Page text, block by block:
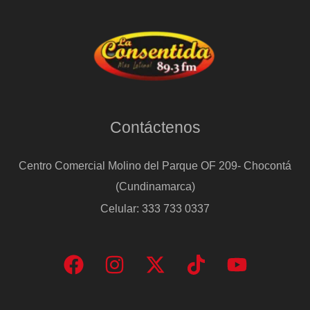
Contáctenos
Centro Comercial Molino del Parque OF 209- Chocontá
(Cundinamarca)
Celular: 333 733 0337